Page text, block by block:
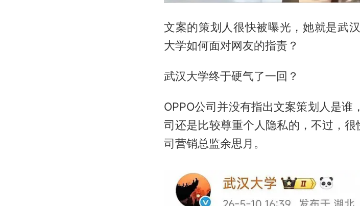
文案的策划人很快被曝光，她就是武
大学如何面对网友的指责？
武汉大学终于硬气了一回？
OPPO公司并没有指出文案策划人是
司还是比较尊重个人隐私的，不过，
司营销总监余思月。